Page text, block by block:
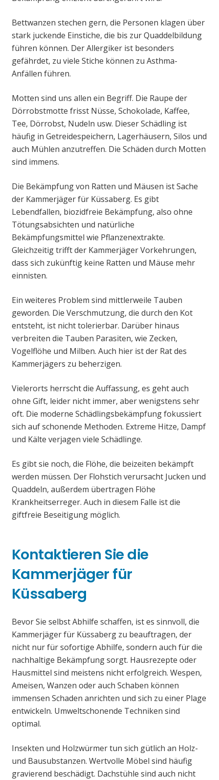
Bettwanzen stechen gern, die Personen klagen über
stark juckende Einstiche, die bis zur Quaddelbildung
führen können. Der Allergiker ist besonders
gefährdet, zu viele Stiche können zu Asthma-
Anfällen führen.
Motten sind uns allen ein Begriff. Die Raupe der
Dörrobstmotte frisst Nüsse, Schokolade, Kaffee,
Tee, Dörrobst, Nudeln usw. Dieser Schädling ist
häufig in Getreidespeichern, Lagerhäusern, Silos und
auch Mühlen anzutreffen. Die Schäden durch Motten
sind immens.
Die Bekämpfung von Ratten und Mäusen ist Sache
der Kammerjäger für Küssaberg. Es gibt
Lebendfallen, biozidfreie Bekämpfung, also ohne
Tötungsabsichten und natürliche
Bekämpfungsmittel wie Pflanzenextrakte.
Gleichzeitig trifft der Kammerjäger Vorkehrungen,
dass sich zukünftig keine Ratten und Mäuse mehr
einnisten.
Ein weiteres Problem sind mittlerweile Tauben
geworden. Die Verschmutzung, die durch den Kot
entsteht, ist nicht tolerierbar. Darüber hinaus
verbreiten die Tauben Parasiten, wie Zecken,
Vogelflöhe und Milben. Auch hier ist der Rat des
Kammerjägers zu beherzigen.
Vielerorts herrscht die Auffassung, es geht auch
ohne Gift, leider nicht immer, aber wenigstens sehr
oft. Die moderne Schädlingsbekämpfung fokussiert
sich auf schonende Methoden. Extreme Hitze, Dampf
und Kälte verjagen viele Schädlinge.
Es gibt sie noch, die Flöhe, die beizeiten bekämpft
werden müssen. Der Flohstich verursacht Jucken und
Quaddeln, außerdem übertragen Flöhe
Krankheitserreger. Auch in diesem Falle ist die
giftfreie Beseitigung möglich.
Kontaktieren Sie die
Kammerjäger für
Küssaberg
Bevor Sie selbst Abhilfe schaffen, ist es sinnvoll, die
Kammerjäger für Küssaberg zu beauftragen, der
nicht nur für sofortige Abhilfe, sondern auch für die
nachhaltige Bekämpfung sorgt. Hausrezepte oder
Hausmittel sind meistens nicht erfolgreich. Wespen,
Ameisen, Wanzen oder auch Schaben können
immensen Schaden anrichten und sich zu einer Plage
entwickeln. Umweltschonende Techniken sind
optimal.
Insekten und Holzwürmer tun sich gütlich an Holz-
und Bausubstanzen. Wertvolle Möbel sind häufig
gravierend beschädigt. Dachstühle sind auch nicht